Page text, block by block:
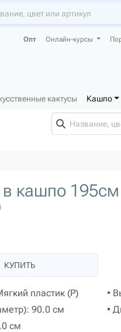
Опт Онлайн-курсы
кактусы Кашпо
кашпо
КУПИТЬ
пластик (P)
90.0 см
см
•
•